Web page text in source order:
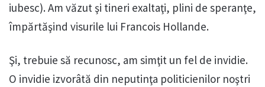
iubesc). Am văzut şi tineri exaltaţi, plini de speranţe,
împărtăşind visurile lui Francois Hollande.
Şi, trebuie să recunosc, am simţit un fel de invidie.
O invidie izvorâtă din neputinţa politicienilor noştri